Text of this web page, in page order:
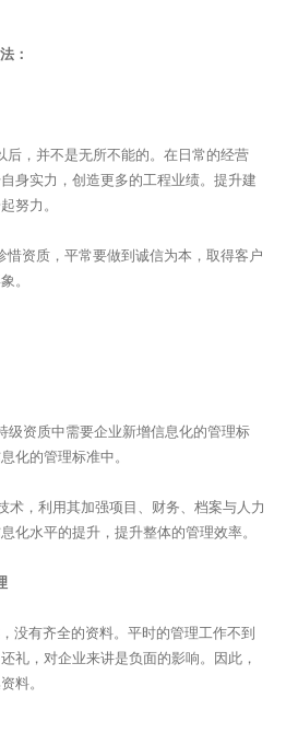
：
，并不是无所不能的。在日常的经营
身实力，创造更多的工程业绩。提升建
努力。
资质，平常要做到诚信为本，取得客户
。
资质中需要企业新增信息化的管理标
化的管理标准中。
，利用其加强项目、财务、档案与人力
化水平的提升，提升整体的管理效率。
没有齐全的资料。平时的管理工作不到
礼，对企业来讲是负面的影响。因此，
料。